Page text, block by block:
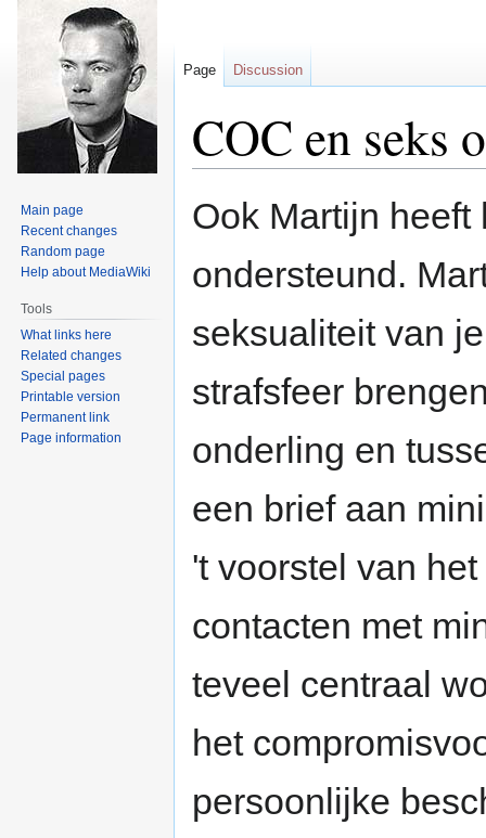
COC en seks
to
to
Ook Martijn
ondersteund.
seksualiteit van
strafsfeer
onderling en
een brief aan
't voorstel van
contacten met
teveel centraal
het
persoonlijke
Page Discussion
Main page
Recent changes
Random page
Help about MediaWiki
Tools
What links here
Related changes
Special pages
Printable version
Permanent link
Page information